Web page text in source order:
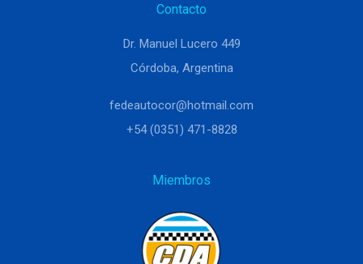
Contacto
Dr. Manuel Lucero 449
Córdoba, Argentina
fedeautocor@hotmail.com
+54 (0351) 471-8828
Miembros